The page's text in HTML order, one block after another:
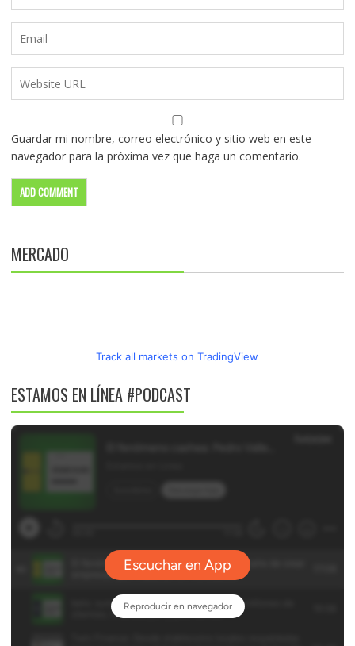
Guardar mi nombre, correo electrónico y sitio web en este
navegador para la próxima vez que haga un comentario.
MERCADO
Track all markets on TradingView
ESTAMOS EN LÍNEA #PODCAST